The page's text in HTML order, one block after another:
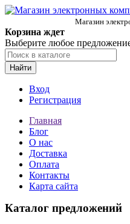
Магазин
Корзина ждет
Выберите любое
Найти
Вход
Регистрация
Главная
Блог
О нас
Доставка
Оплата
Контакты
Карта сайта
Каталог предложений